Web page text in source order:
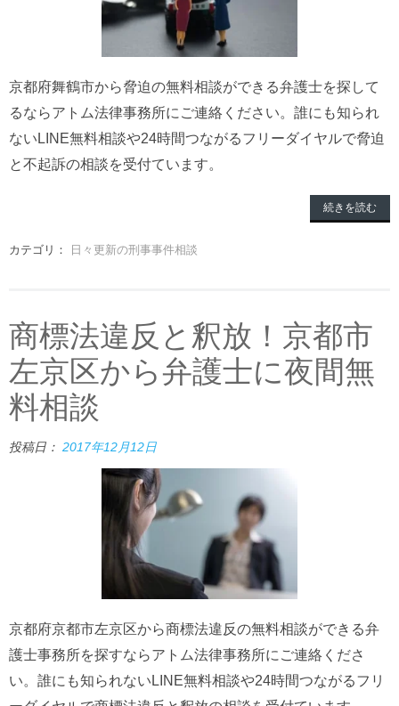
京都府舞鶴市から脅迫の無料相談ができる弁護士を探して
るならアトム法律事務所にご連絡ください。誰にも知られ
ないLINE無料相談や24時間つながるフリーダイヤルで脅迫
と不起訴の相談を受付ています。
続きを読む
カテゴリ： 日々更新の刑事事件相談
商標法違反と釈放！京都市
左京区から弁護士に夜間無
料相談
投稿日： 2017年12月12日
京都府京都市左京区から商標法違反の無料相談ができる弁
護士事務所を探すならアトム法律事務所にご連絡くださ
い。誰にも知られないLINE無料相談や24時間つながるフリ